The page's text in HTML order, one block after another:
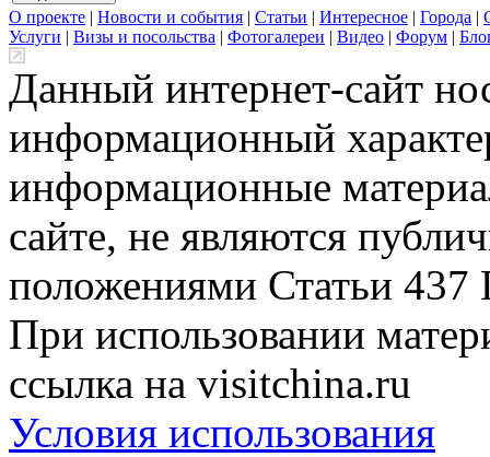
О проекте | Новости и события | Статьи | Интересное | Города |
Услуги | Визы и посольства | Фотогалереи | Видео | Форум |
Данный интернет-сайт
информационный
информационные
сайте, не являются
положениями Статьи 437
При использовании
ссылка на visitchina.ru
Условия использования